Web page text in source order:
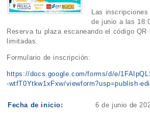
Las
de junio a las
Reserva tu plaza escaneando el código
limitadas.
Formulario de inscripción:
https://docs.google.com/forms/d/e/
-wtfT0Ytkw1xFxw/viewform?usp=publish-
Fecha de inicio: 6 de junio de